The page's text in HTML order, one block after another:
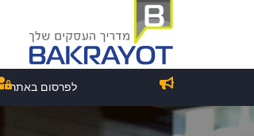
לפרסום באתר